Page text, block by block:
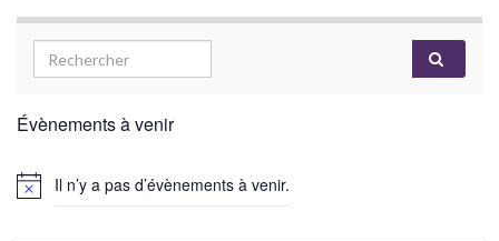
Évènements à venir
Il n’y a pas d’évènements à venir.